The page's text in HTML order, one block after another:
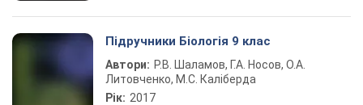
Підручники Біологія 9 клас
Автори: Р.В. Шаламов, Г.А. Носов, О.А.
Литовченко, М.С. Каліберда
Рік: 2017